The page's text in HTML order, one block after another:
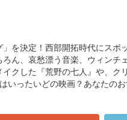
を決定！西部開拓時代にス
ん、哀愁漂う音楽、ウィン
クした『荒野の七人』や、
いったいどの映画？あなたの